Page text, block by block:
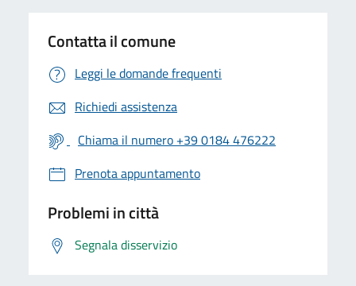
Contatta il comune
Leggi le domande frequenti
Richiedi assistenza
Chiama il numero +39 0184 476222
Prenota appuntamento
Problemi in città
Segnala disservizio